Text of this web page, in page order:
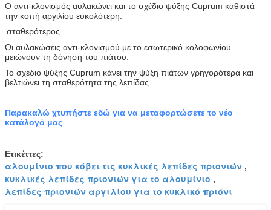
Ο αντι-κλονισμός αυλακώνει και το σχέδιο ψύξης Cuprum καθιστά
την κοπή αργιλίου ευκολότερη.
σταθερότερος.
Οι αυλακώσεις αντι-κλονισμού με το εσωτερικό κολοφωνίου
μειώνουν τη δόνηση του πιάτου.
Το σχέδιο ψύξης Cuprum κάνει την ψύξη πιάτων γρηγορότερα και
βελτιώνει τη σταθερότητα της λεπίδας.
Παρακαλώ χτυπήστε εδώ για να μεταφορτώσετε το νέο
κατάλογό μας
Ετικέττες:
αλουμίνιο που κόβει τις κυκλικές λεπίδες πριονιών ,
κυκλικές λεπίδες πριονιών για το αλουμίνιο ,
λεπίδες πριονιών αργιλίου για το κυκλικό πριόνι